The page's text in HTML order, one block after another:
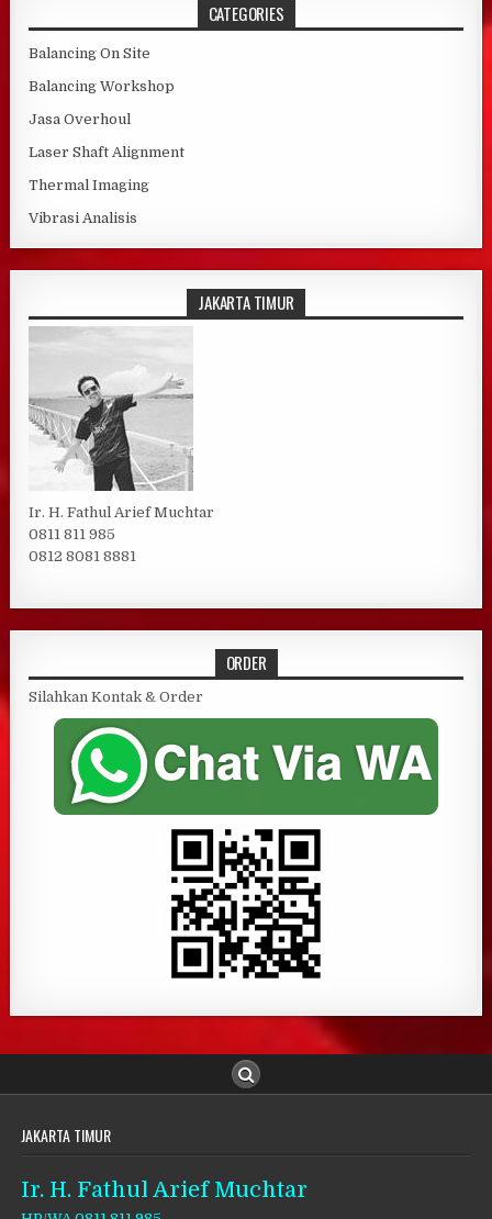
CATEGORIES
Balancing On Site
Balancing Workshop
Jasa Overhoul
Laser Shaft Alignment
Thermal Imaging
Vibrasi Analisis
JAKARTA TIMUR
Ir. H. Fathul Arief Muchtar
0811 811 985
0812 8081 8881
ORDER
Silahkan Kontak & Order
JAKARTA TIMUR
Ir. H. Fathul Arief Muchtar